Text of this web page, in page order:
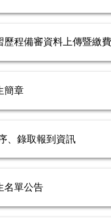
程備審資料上傳暨繳
簡章
、錄取報到資訊
名單公告